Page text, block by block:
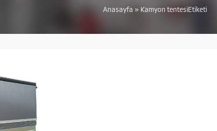
Anasayfa » Kamyon tentesiEtiketi